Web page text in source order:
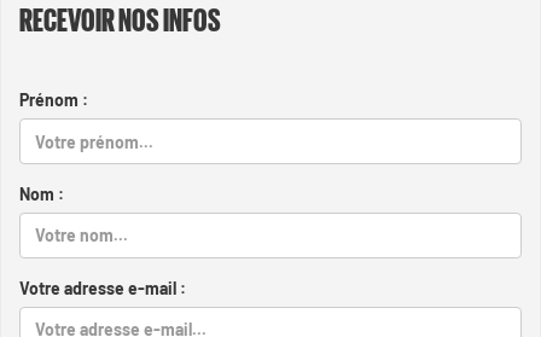
RECEVOIR NOS INFOS
Prénom :
Nom :
Votre adresse e-mail :